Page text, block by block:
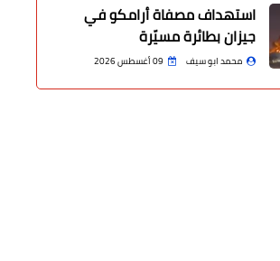
استهداف مصفاة أرامكو في
جيزان بطائرة مسيّرة
محمد ابو سيف 09 أغسطس 2026